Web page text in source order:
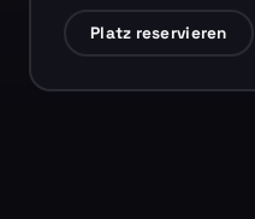
Platz reservieren